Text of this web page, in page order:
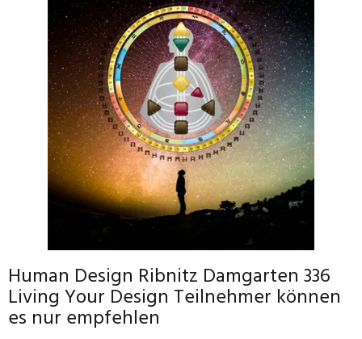
Human Design Ribnitz Damgarten 336
Living Your Design Teilnehmer können
es nur empfehlen